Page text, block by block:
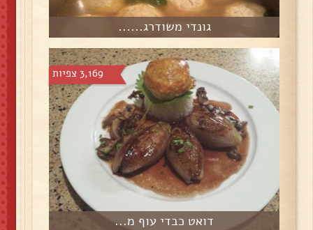
גונדי משודרג......
3,169 צפיות
דואט כבדי עוף מ...